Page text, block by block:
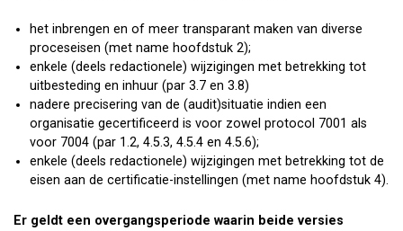
het inbrengen en of meer transparant maken van diverse
proceseisen (met name hoofdstuk 2);
enkele (deels redactionele) wijzigingen met betrekking tot
uitbesteding en inhuur (par 3.7 en 3.8)
nadere precisering van de (audit)situatie indien een
organisatie gecertificeerd is voor zowel protocol 7001 als
voor 7004 (par 1.2, 4.5.3, 4.5.4 en 4.5.6);
enkele (deels redactionele) wijzigingen met betrekking tot de
eisen aan de certificatie-instellingen (met name hoofdstuk 4).
Er geldt een overgangsperiode waarin beide versies